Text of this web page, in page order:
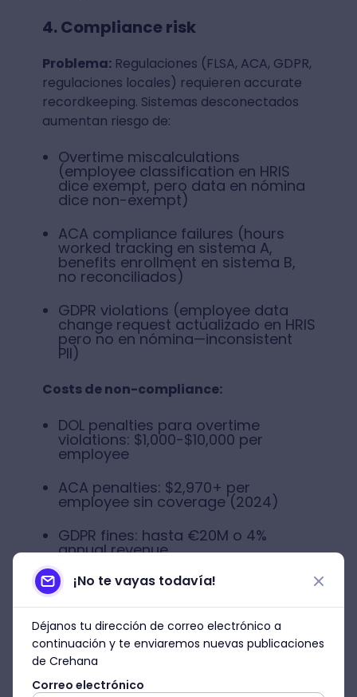
4. Compliance risk
Problema:Regulaciones (FLSA, ACA, GDPR,
regulaciones locales) requieren accurate
recordkeeping. Sistemas desconectados
aumentan riesgo de:
Overtime miscalculations
(employee classification en HRIS
dice exempt, pero data en nómina
dice non-exempt)
ACA compliance failures (hours
worked tracking en sistema A,
benefits enrollment en sistema B,
no reconciliados)
GDPR violations (employee data
change request actualizado en HRIS
pero no en nómina—inconsistent
PII)
Costs de non-compliance:
DOL penalties para overtime
violations: $1,000-$10,000 per
employee
ACA penalties: $2,970+ per
employee sin coverage (2024)
GDPR fines: hasta €20M o 4%
annual revenue
Métodos técnicos de
integración: De simple a
sophisticated
Nivel 1: Integraciones nativas
(pre-built connectors)
¡No te vayas todavía!
Déjanos tu dirección de correo electrónico a
continuación y te enviaremos nuevas publicaciones
de Crehana
Correo electrónico